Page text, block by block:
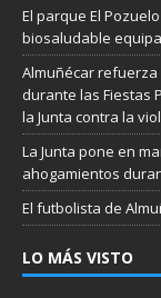
El parque El
biosaludable
Almuñécar
durante las Fiestas
la Junta contra la
La Junta pone en
ahogamientos
El futbolista de
LO MÁS VISTO